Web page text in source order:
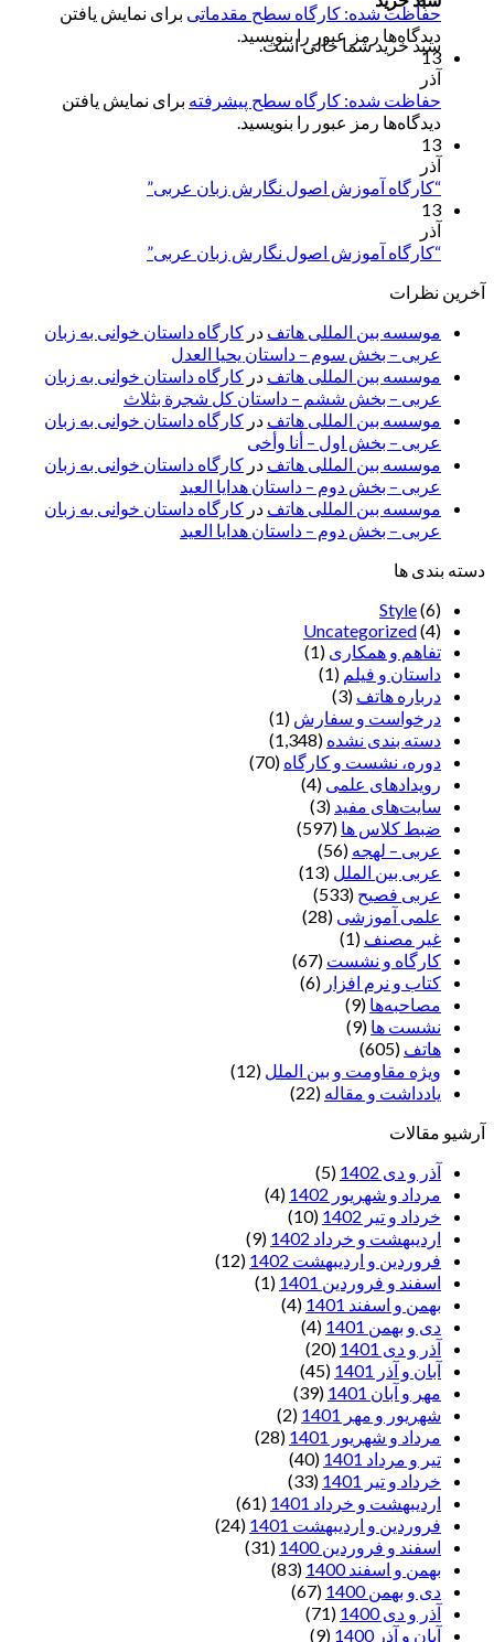
سبد خرید شما خالی است.
حفاظت شده: کارگاه سطح مقدماتی برای نمایش یافتن
دیدگاه‌ها رمز عبور را بنویسید.
13
آذر
حفاظت شده: کارگاه سطح پیشرفته برای نمایش یافتن
دیدگاه‌ها رمز عبور را بنویسید.
13
آذر
“کارگاه آموزش اصول نگارش زبان عربی”
13
آذر
“کارگاه آموزش اصول نگارش زبان عربی”
آخرین نظرات
موسسه بین المللی هاتف در کارگاه داستان خوانی به زبان
عربی – بخش سوم – داستان یحیا العدل
موسسه بین المللی هاتف در کارگاه داستان خوانی به زبان
عربی – بخش ششم – داستان کل شجرة بثلاث
موسسه بین المللی هاتف در کارگاه داستان خوانی به زبان
عربی – بخش اول – أنا وأخی
موسسه بین المللی هاتف در کارگاه داستان خوانی به زبان
عربی – بخش دوم – داستان هدایا العید
موسسه بین المللی هاتف در کارگاه داستان خوانی به زبان
عربی – بخش دوم – داستان هدایا العید
دسته بندی ها
Style(6)
Uncategorized(4)
تفاهم و همکاری (1)
داستان و فیلم (1)
درباره هاتف (3)
درخواست و سفارش (1)
دسته بندی نشده (1,348)
دوره، نشست و کارگاه (70)
رویدادهای علمی (4)
سایت‌های مفید (3)
ضبط کلاس ها (597)
عربی – لهجه (56)
عربی بین الملل (13)
عربی فصیح (533)
علمی آموزشی (28)
غير مصنف (1)
کارگاه و نشست (67)
کتاب و نرم افزار (6)
مصاحبه‌ها (9)
نشست ها (9)
هاتف (605)
ویژه مقاومت و بین الملل (12)
یادداشت‌ و مقاله (22)
آرشیو مقالات
آذر و دی 1402
(5)
مرداد و شهریور 1402
(4)
خرداد و تیر 1402
(10)
اردیبهشت و خرداد 1402
(9)
فروردین و اردیبهشت 1402
(12)
اسفند و فروردین 1401
(1)
بهمن و اسفند 1401
(4)
دی و بهمن 1401
(4)
آذر و دی 1401
(20)
آبان و آذر 1401
(45)
مهر و آبان 1401
(39)
شهریور و مهر 1401
(2)
مرداد و شهریور 1401
(28)
تیر و مرداد 1401
(40)
خرداد و تیر 1401
(33)
اردیبهشت و خرداد 1401
(61)
فروردین و اردیبهشت 1401
(24)
اسفند و فروردین 1400
(31)
بهمن و اسفند 1400
(83)
دی و بهمن 1400
(67)
آذر و دی 1400
(71)
آبان و آذر 1400
(9)